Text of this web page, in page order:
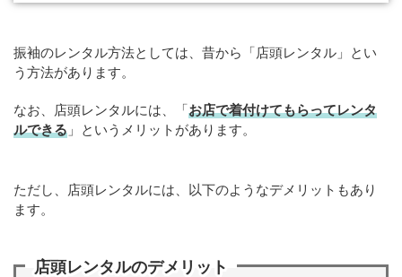
振袖のレンタル方法としては、昔から「店頭レンタル」とい
う方法があります。
なお、店頭レンタルには、「お店で着付けてもらってレンタ
ルできる 」というメリットがあります。
ただし、店頭レンタルには、以下のようなデメリットもあり
ます。
店頭レンタルのデメリット